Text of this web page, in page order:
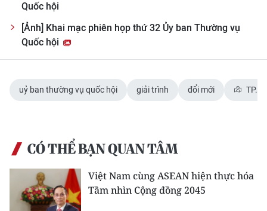
Quốc hội
[Ảnh] Khai mạc phiên họp thứ 32 Ủy ban Thường vụ
Quốc hội
uỷ ban thường vụ quốc hội giải trình đổi mới TP.
CÓ THỂ BẠN QUAN TÂM
Việt Nam cùng ASEAN hiện thực hóa
Tầm nhìn Cộng đồng 2045